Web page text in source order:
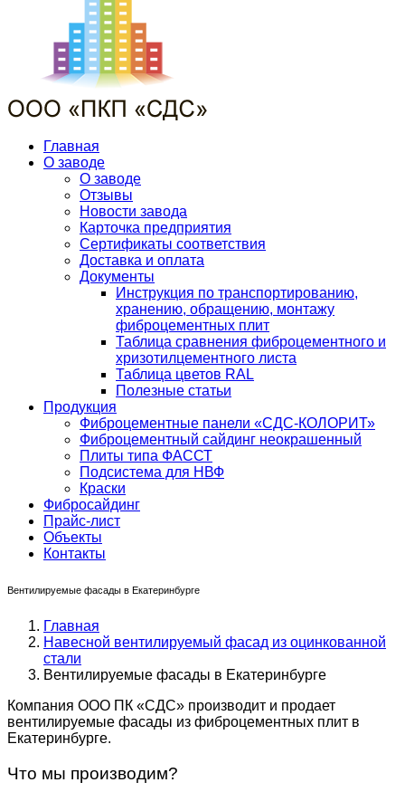
Главная
О заводе
О заводе
Отзывы
Новости завода
Карточка предприятия
Сертификаты соответствия
Доставка и оплата
Документы
Инструкция по транспортированию,
хранению, обращению, монтажу
фиброцементных плит
Таблица сравнения фиброцементного и
хризотилцементного листа
Таблица цветов RAL
Полезные статьи
Продукция
Фиброцементные панели «СДС-КОЛОРИТ»
Фиброцементный сайдинг неокрашенный
Плиты типа ФАССТ
Подсистема для НВФ
Краски
Фибросайдинг
Прайс-лист
Объекты
Контакты
Вентилируемые фасады в Екатеринбурге
Главная
Навесной вентилируемый фасад из оцинкованной
стали
Вентилируемые фасады в Екатеринбурге
Компания ООО ПК «СДС» производит и продает
вентилируемые фасады из фиброцементных плит в
Екатеринбурге.
Что мы производим?